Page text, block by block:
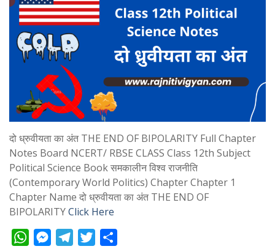
दो ध्रुवीयता का अंत THE END OF BIPOLARITY Full Chapter
Notes Board NCERT/ RBSE CLASS Class 12th Subject
Political Science Book समकालीन विश्व राजनीति
(Contemporary World Politics) Chapter Chapter 1
Chapter Name दो ध्रुवीयता का अंत THE END OF
BIPOLARITYClick Here
W
M